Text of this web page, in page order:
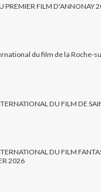
PREMIER FILM D'ANNONAY
du film de la Roche-
DU FILM DE
DU FILM
2026